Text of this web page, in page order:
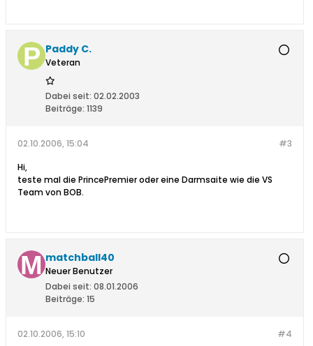
Paddy C.
Veteran
Dabei seit: 02.02.2003
Beiträge: 1139
#3
02.10.2006, 15:04
Hi,
teste mal die PrincePremier oder eine Darmsaite wie die VS
Team von BOB.
matchball40
Neuer Benutzer
Dabei seit: 08.01.2006
Beiträge: 15
#4
02.10.2006, 15:10